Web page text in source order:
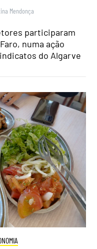
Mendonça
participaram
numa ação
do Algarve